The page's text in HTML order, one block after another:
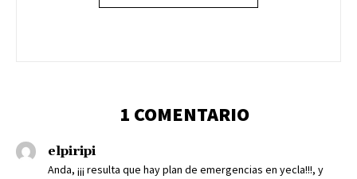
1 COMENTARIO
elpiripi
Anda, ¡¡¡ resulta que hay plan de emergencias en yecla!!!, y